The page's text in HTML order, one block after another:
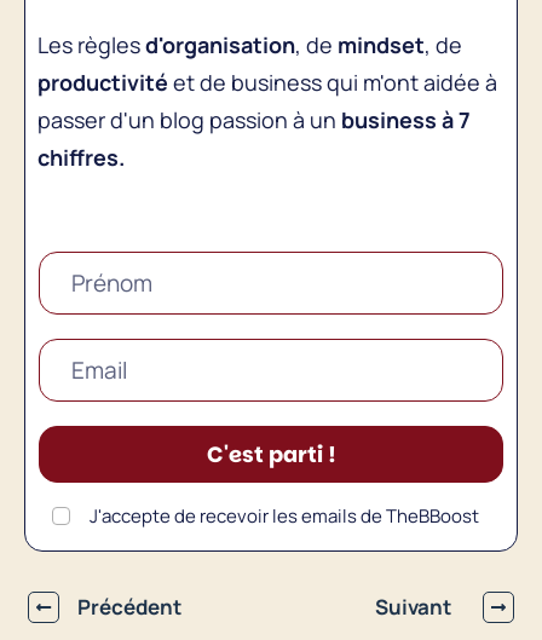
Les règlesd'organisation, de mindset, de
productivité et de business qui m'ont aidée à
passer d'un blog passion à un business à 7
chiffres.
C'est parti !
J'accepte de recevoir les emails de TheBBoost
Précédent Suivant